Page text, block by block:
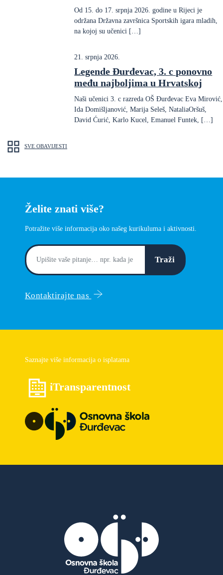
Od 15. do 17. srpnja 2026. godine u Rijeci je
održana Državna završnica Sportskih igara mladih,
na kojoj su učenici […]
21. srpnja 2026.
Legende Đurđevac, 3. c ponovno
među najboljima u Hrvatskoj
Naši učenici 3. c razreda OŠ Đurđevac Eva Mirović,
Ida Domišljanović, Marija Seleš, NataliaOršuš,
David Ćurić, Karlo Kucel, Emanuel Funtek, […]
SVE OBAVIJESTI
Želite znati više?
Potražite više informacija oko našeg kurikuluma i aktivnosti.
Traži
Kontaktirajte nas
Saznajte više informacija o isplatama
iTransparentnost